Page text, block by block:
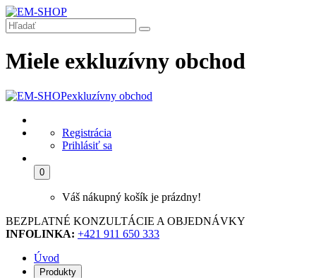
Miele exkluzívny obchod
exkluzívny obchod
Registrácia
Prihlásiť sa
0
Váš nákupný košík je prázdny!
BEZPLATNÉ KONZULTÁCIE A OBJEDNÁVKY
INFOLINKA: +421 911 650 333
Úvod
Produkty